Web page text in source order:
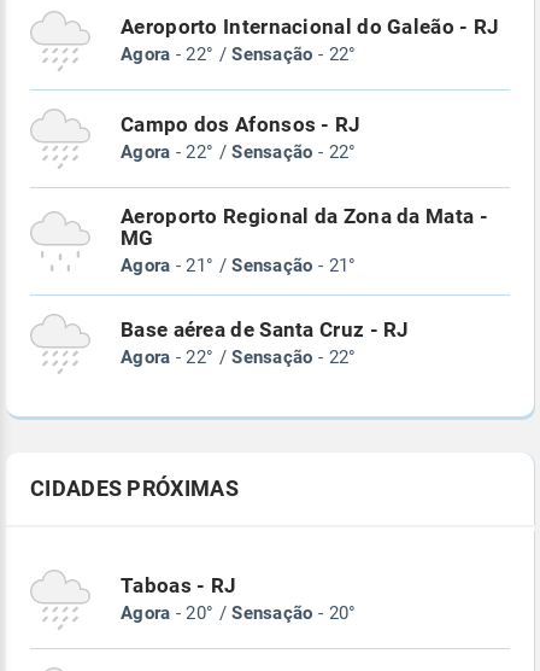
Aeroporto Internacional do Galeão - RJ
Agora - 22° /Sensação - 22°
Campo dos Afonsos - RJ
Agora - 22° /Sensação - 22°
Aeroporto Regional da Zona da Mata -
MG
Agora - 21° /Sensação - 21°
Base aérea de Santa Cruz - RJ
Agora - 22° /Sensação - 22°
CIDADES PRÓXIMAS
Taboas - RJ
Agora - 20° /Sensação - 20°